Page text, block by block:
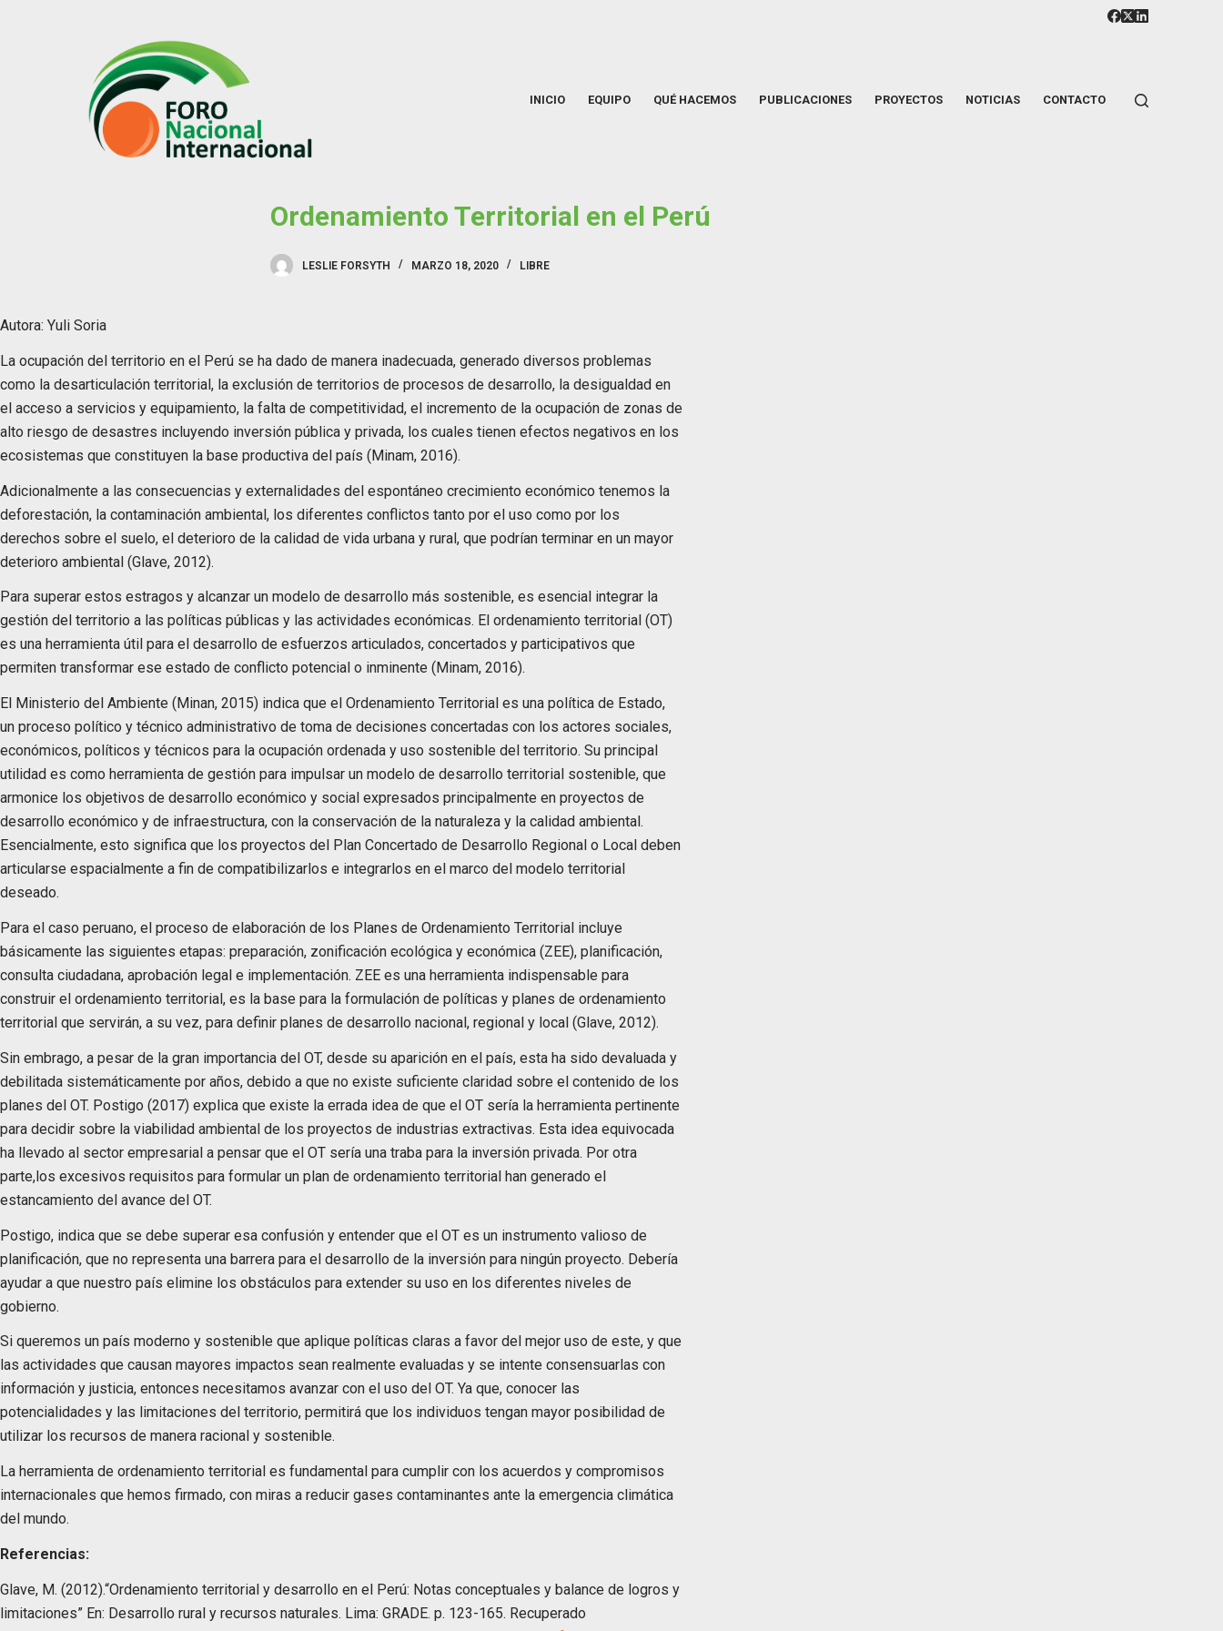
INICIO EQUIPO QUÉ HACEMOS PUBLICACIONES PROYECTOS NOTICIAS CONTACTO
Ordenamiento Territorial en el Perú
LESLIE FORSYTH MARZO 18, 2020 LIBRE
Autora: Yuli Soria
La ocupación del territorio en el Perú se ha dado de manera inadecuada, generado diversos problemas
como la desarticulación territorial, la exclusión de territorios de procesos de desarrollo, la desigualdad en
el acceso a servicios y equipamiento, la falta de competitividad, el incremento de la ocupación de zonas de
alto riesgo de desastres incluyendo inversión pública y privada, los cuales tienen efectos negativos en los
ecosistemas que constituyen la base productiva del país (Minam, 2016).
Adicionalmente a las consecuencias y externalidades del espontáneo crecimiento económico tenemos la
deforestación, la contaminación ambiental, los diferentes conflictos tanto por el uso como por los
derechos sobre el suelo, el deterioro de la calidad de vida urbana y rural, que podrían terminar en un mayor
deterioro ambiental (Glave, 2012).
Para superar estos estragos y alcanzar un modelo de desarrollo más sostenible, es esencial integrar la
gestión del territorio a las políticas públicas y las actividades económicas. El ordenamiento territorial (OT)
es una herramienta útil para el desarrollo de esfuerzos articulados, concertados y participativos que
permiten transformar ese estado de conflicto potencial o inminente (Minam, 2016).
El Ministerio del Ambiente (Minan, 2015) indica que el Ordenamiento Territorial es una política de Estado,
un proceso político y técnico administrativo de toma de decisiones concertadas con los actores sociales,
económicos, políticos y técnicos para la ocupación ordenada y uso sostenible del territorio. Su principal
utilidad es como herramienta de gestión para impulsar un modelo de desarrollo territorial sostenible, que
armonice los objetivos de desarrollo económico y social expresados principalmente en proyectos de
desarrollo económico y de infraestructura, con la conservación de la naturaleza y la calidad ambiental.
Esencialmente, esto significa que los proyectos del Plan Concertado de Desarrollo Regional o Local deben
articularse espacialmente a fin de compatibilizarlos e integrarlos en el marco del modelo territorial
deseado.
Para el caso peruano, el proceso de elaboración de los Planes de Ordenamiento Territorial incluye
básicamente las siguientes etapas: preparación, zonificación ecológica y económica (ZEE), planificación,
consulta ciudadana, aprobación legal e implementación. ZEE es una herramienta indispensable para
construir el ordenamiento territorial, es la base para la formulación de políticas y planes de ordenamiento
territorial que servirán, a su vez, para definir planes de desarrollo nacional, regional y local (Glave, 2012).
Sin embrago, a pesar de la gran importancia del OT, desde su aparición en el país, esta ha sido devaluada y
debilitada sistemáticamente por años, debido a que no existe suficiente claridad sobre el contenido de los
planes del OT. Postigo (2017) explica que existe la errada idea de que el OT sería la herramienta pertinente
para decidir sobre la viabilidad ambiental de los proyectos de industrias extractivas. Esta idea equivocada
ha llevado al sector empresarial a pensar que el OT sería una traba para la inversión privada. Por otra
parte,los excesivos requisitos para formular un plan de ordenamiento territorial han generado el
estancamiento del avance del OT.
Postigo, indica que se debe superar esa confusión y entender que el OT es un instrumento valioso de
planificación, que no representa una barrera para el desarrollo de la inversión para ningún proyecto. Debería
ayudar a que nuestro país elimine los obstáculos para extender su uso en los diferentes niveles de
gobierno.
Si queremos un país moderno y sostenible que aplique políticas claras a favor del mejor uso de este, y que
las actividades que causan mayores impactos sean realmente evaluadas y se intente consensuarlas con
información y justicia, entonces necesitamos avanzar con el uso del OT. Ya que, conocer las
potencialidades y las limitaciones del territorio, permitirá que los individuos tengan mayor posibilidad de
utilizar los recursos de manera racional y sostenible.
La herramienta de ordenamiento territorial es fundamental para cumplir con los acuerdos y compromisos
internacionales que hemos firmado, con miras a reducir gases contaminantes ante la emergencia climática
del mundo.
Referencias:
Glave, M. (2012).“Ordenamiento territorial y desarrollo en el Perú: Notas conceptuales y balance de logros y
limitaciones” En: Desarrollo rural y recursos naturales. Lima: GRADE. p. 123-165. Recuperado